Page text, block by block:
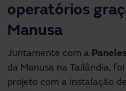
operatórios
Manusa
Juntamente com a
da Manusa na Tailândia,
projeto com a instalação de